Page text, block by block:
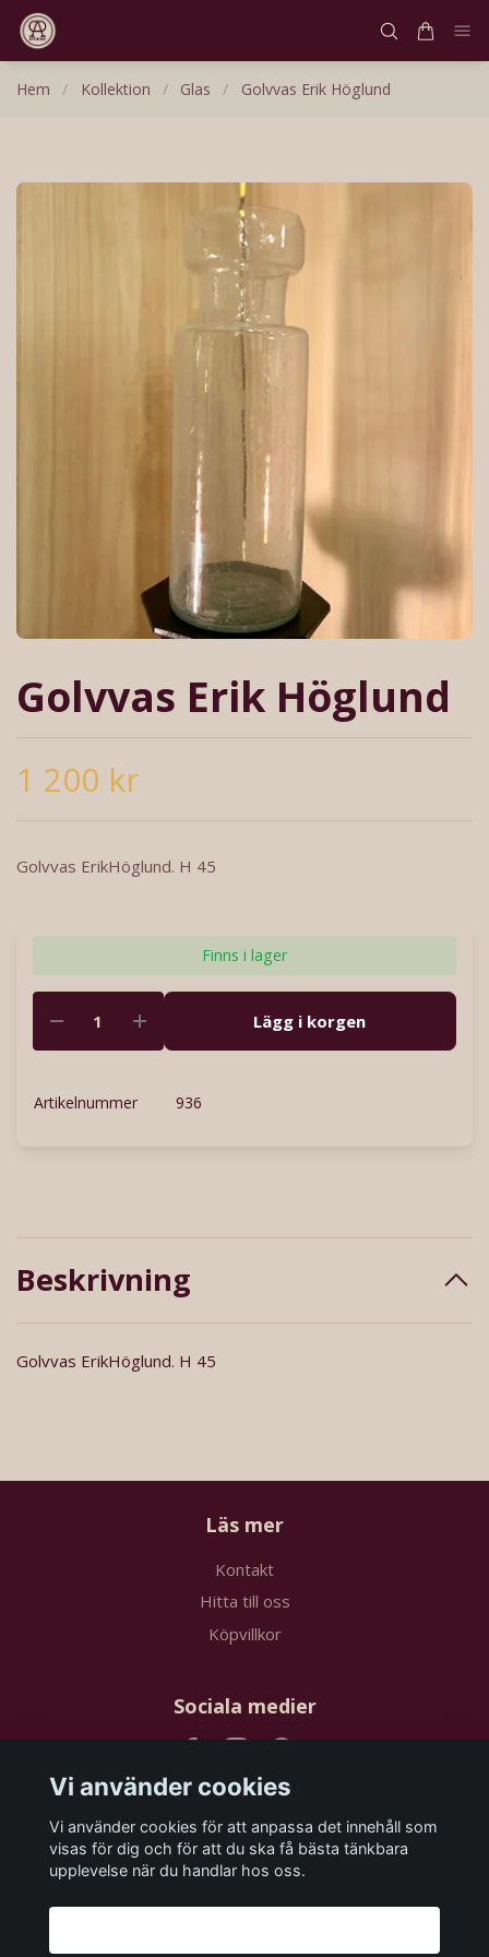
Hem / Kollektion / Glas / Golvvas Erik Höglund
Golvvas Erik Höglund
1 200 kr
Golvvas ErikHöglund. H 45
Finns i lager
Lägg i korgen
Artikelnummer 936
Beskrivning
Golvvas ErikHöglund. H 45
Läs mer
Kontakt
Hitta till oss
Köpvillkor
Sociala medier
Prenumerera på vårt nyhetsbrev
Vi använder cookies
Vi använder cookies för att anpassa det innehåll som
visas för dig och för att du ska få bästa tänkbara
upplevelse när du handlar hos oss.